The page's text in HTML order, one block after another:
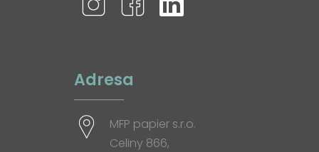
Adresa
MFP papier s.r.o.
Celiny 866,